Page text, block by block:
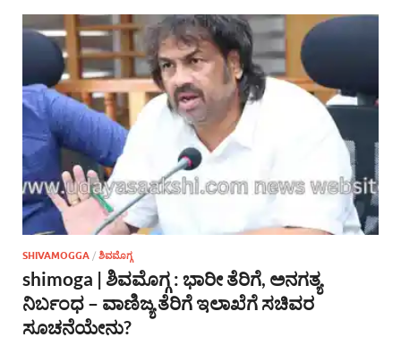
SHIVAMOGGA / ಶಿವಮೊಗ್ಗ
shimoga | ಶಿವಮೊಗ್ಗ : ಭಾರೀ ತೆರಿಗೆ, ಅನಗತ್ಯ
ನಿರ್ಬಂಧ – ವಾಣಿಜ್ಯ ತೆರಿಗೆ ಇಲಾಖೆಗೆ ಸಚಿವರ
ಸೂಚನೆಯೇನು?